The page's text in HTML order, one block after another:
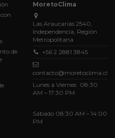
de
MoretoClima
Las Araucarias 2540,
Independencia, Región
Metropolitana
+56 2 2881 3845
contacto@moretoclima.cl
Lunes a Viernes 08:30
AM – 17:30 PM
Sábado 08:30 AM – 14:00
PM